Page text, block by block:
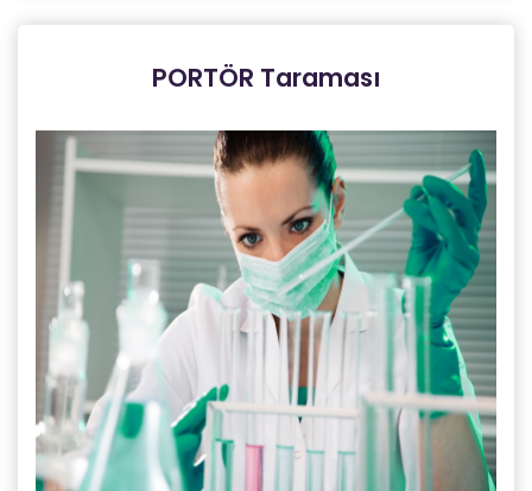
PORTÖR Taraması